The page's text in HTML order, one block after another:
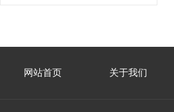
网站首页 关于我们